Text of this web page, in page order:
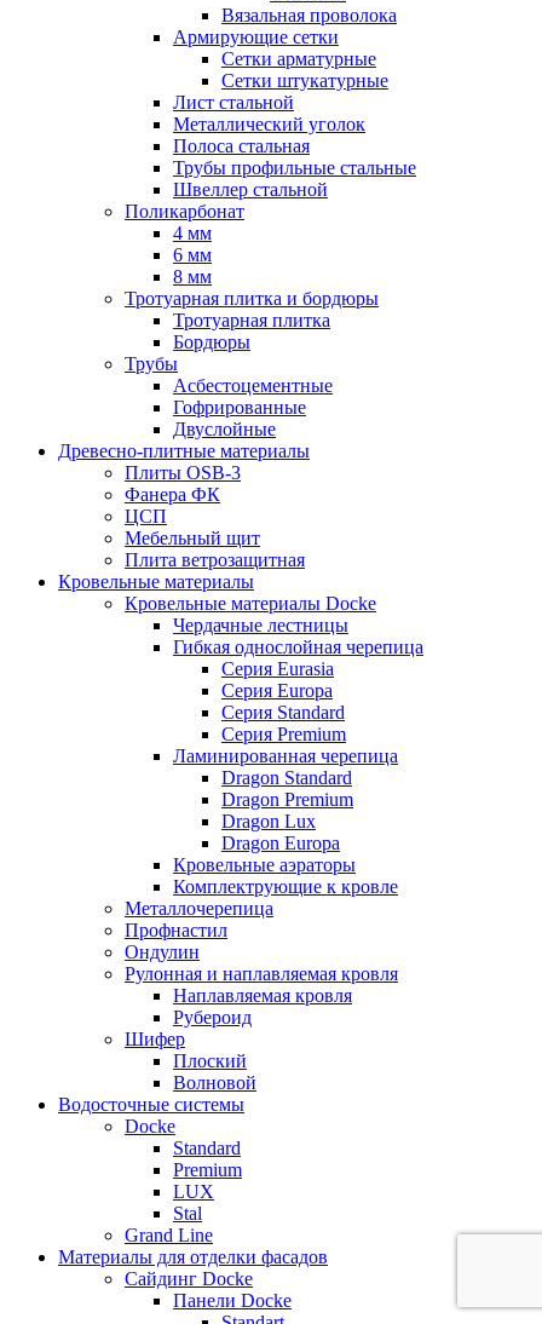
Вязальная проволока
Армирующие сетки
Сетки арматурные
Сетки штукатурные
Лист стальной
Металлический уголок
Полоса стальная
Трубы профильные стальные
Швеллер стальной
Поликарбонат
4 мм
6 мм
8 мм
Тротуарная плитка и бордюры
Тротуарная плитка
Бордюры
Трубы
Асбестоцементные
Гофрированные
Двуслойные
Древесно-плитные материалы
Плиты OSB-3
Фанера ФК
ЦСП
Мебельный щит
Плита ветрозащитная
Кровельные материалы
Кровельные материалы Docke
Чердачные лестницы
Гибкая однослойная черепица
Серия Eurasia
Серия Europa
Серия Standard
Серия Premium
Ламинированная черепица
Dragon Standard
Dragon Premium
Dragon Lux
Dragon Europa
Кровельные аэраторы
Комплектрующие к кровле
Металлочерепица
Профнастил
Ондулин
Рулонная и наплавляемая кровля
Наплавляемая кровля
Рубероид
Шифер
Плоский
Волновой
Водосточные системы
Docke
Standard
Premium
LUX
Stal
Grand Line
Материалы для отделки фасадов
Сайдинг Docke
Панели Docke